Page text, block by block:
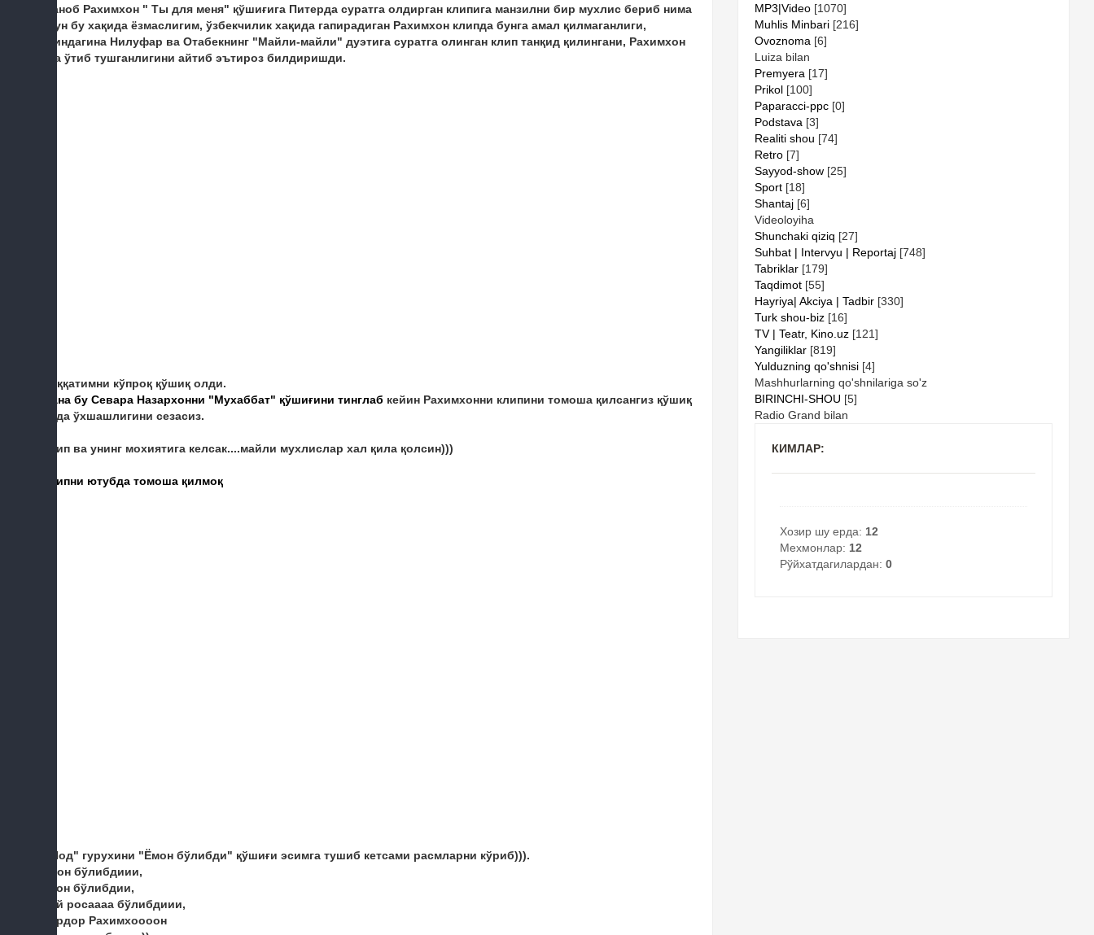
Жаноб Рахимхон " Ты для меня" қўшиғига Питерда суратга олдирган клипига манзилни бир мухлис бериб нима
учун бу хақида ёзмаслигим, ўзбекчилик хақида гапирадиган Рахимхон клипда бунга амал қилмаганлиги,
яқиндагина Нилуфар ва Отабекнинг "Майли-майли" дуэтига суратга олинган клип танқид қилингани, Рахимхон
эса ўтиб тушганлигини айтиб эътироз билдиришди.
Диққатимни кўпроқ қўшиқ олди.
Мана бу Севара Назархонни "Мухаббат" қўшиғини тинглаб кейин Рахимхонни клипини томоша қилсангиз қўшиқ
жуда ўхшашлигини сезасиз.
Клип ва унинг мохиятига келсак....майли мухлислар хал қила қолсин)))
Клипни ютубда томоша қилмоқ
"Шод" гурухини "Ёмон бўлибди" қўшиғи эсимга тушиб кетсами расмларни кўриб))).
Ёмон бўлибдиии,
ёмон бўлибдии,
вой росаааа бўлибдиии,
Сардор Рахимхоооон
MP3|Video [1070]
Muhlis Minbari [216]
Ovoznoma [6]
Luiza bilan
Premyera [17]
Prikol [100]
Paparacci-ppc [0]
Podstava [3]
Realiti shou [74]
Retro [7]
Sayyod-show [25]
Sport [18]
Shantaj [6]
Videoloyiha
Shunchaki qiziq [27]
Suhbat | Intervyu | Reportaj [748]
Tabriklar [179]
Taqdimot [55]
Hayriya| Akciya | Tadbir [330]
Turk shou-biz [16]
TV | Teatr, Kino.uz [121]
Yangiliklar [819]
Yulduzning qo'shnisi [4]
Mashhurlarning qo'shnilariga so'z
BIRINCHI-SHOU [5]
Radio Grand bilan
КИМЛАР:
Хозир шу ерда: 12
Мехмонлар: 12
Рўйхатдагилардан: 0